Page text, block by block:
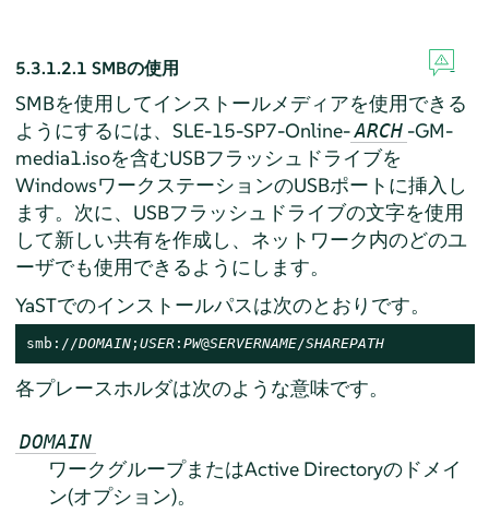
5.3.1.2.1 SMBの使用
SMBを使用してインストールメディアを使用できる
ようにするには、SLE-15-SP7-Online-ARCH -GM-
media1.isoを含むUSBフラッシュドライブを
WindowsワークステーションのUSBポートに挿入し
ます。次に、USBフラッシュドライブの文字を使用
して新しい共有を作成し、ネットワーク内のどのユ
ーザでも使用できるようにします。
YaSTでのインストールパスは次のとおりです。
smb://DOMAIN; USER: PW@SERVERNAME/SHAREPATH
各プレースホルダは次のような意味です。
DOMAIN
ワークグループまたはActive Directoryのドメイ
ン(オプション)。